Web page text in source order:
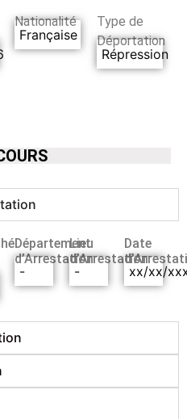
Nationalité
Française
Type de
Déportation
Répression
Département
d’Arrestation
-
Lieu
d’Arrestation
-
Date
xx/xx/